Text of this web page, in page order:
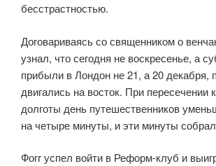
бесстрастностью.
Договариваясь со священником о
узнал, что сегодня не воскресенье, а
прибыли в Лондон не 21, а 20 декабря,
двигались на восток. При пересечении
долготы день путешественников
на четыре минуты, и эти минуты
Фогг успел войти в Реформ-клуб и